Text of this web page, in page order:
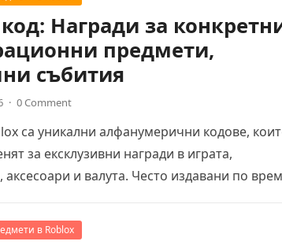
Награди за
предмети,
събития
· 0 Comment
са уникални алфанумерични кодове,
за ексклузивни награди в играта,
и валута. Често издавани по
в Roblox